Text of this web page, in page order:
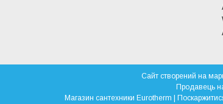
Сайт створений на
Продавець
Магазин сантехники Eurotherm |